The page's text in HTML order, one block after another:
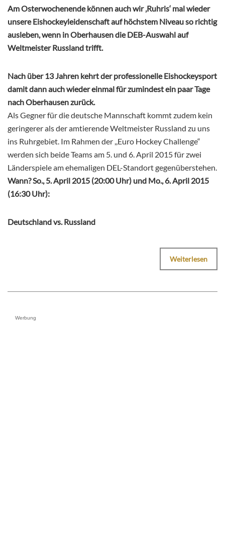
Am Osterwochenende können auch wir ‚Ruhris‘ mal wieder
unsere Eishockeyleidenschaft auf höchstem Niveau so richtig
ausleben, wenn in Oberhausen die DEB-Auswahl auf
Weltmeister Russland trifft.
Nach über 13 Jahren kehrt der professionelle Eishockeysport
damit dann auch wieder einmal für zumindest ein paar Tage
nach Oberhausen zurück.
Als Gegner für die deutsche Mannschaft kommt zudem kein
geringerer als der amtierende Weltmeister Russland zu uns
ins Ruhrgebiet. Im Rahmen der ,,Euro Hockey Challenge“
werden sich beide Teams am 5. und 6. April 2015 für zwei
Länderspiele am ehemaligen DEL-Standort gegenüberstehen.
Wann? So., 5. April 2015 (20:00 Uhr) und Mo., 6. April 2015
(16:30 Uhr):
Deutschland vs. Russland
Weiterlesen
Werbung